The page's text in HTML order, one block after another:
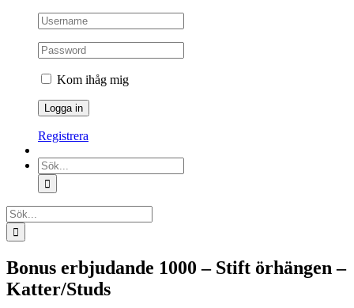
Kom ihåg mig
Registrera
Sök
efter:
Sök
efter:
Bonus erbjudande 1000 – Stift örhängen –
Katter/Studs